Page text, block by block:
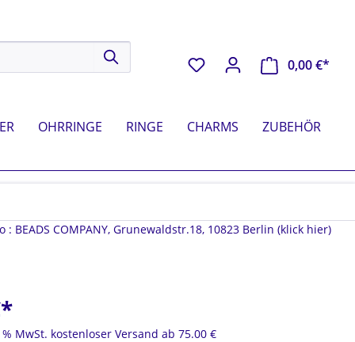
0,00 €*
OHRRINGE RINGE CHARMS
ZUBEHÖR
OHRRINGBÜGEL
: BEADS COMPANY, Grunewaldstr.18, 10823 Berlin (klick hier)
MwSt. kostenloser Versand ab 75.00 €